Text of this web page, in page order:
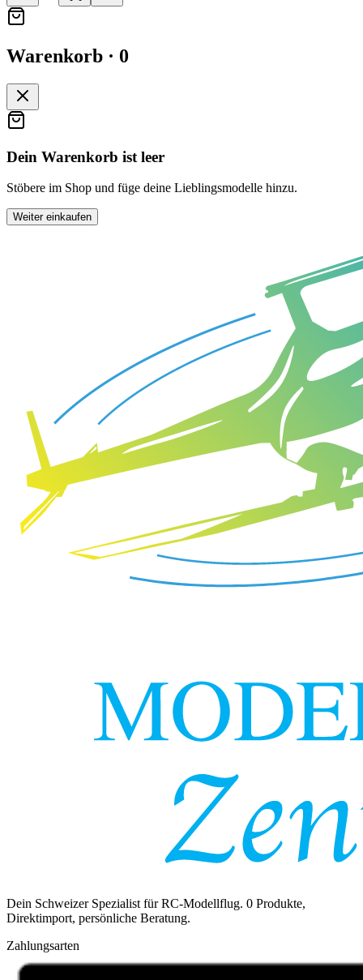
Warenkorb · 0
Dein Warenkorb ist leer
Stöbere im Shop und füge deine Lieblingsmodelle hinzu.
Weiter einkaufen
Dein Schweizer Spezialist für RC-Modellflug. 0 Produkte,
Direktimport, persönliche Beratung.
Zahlungsarten